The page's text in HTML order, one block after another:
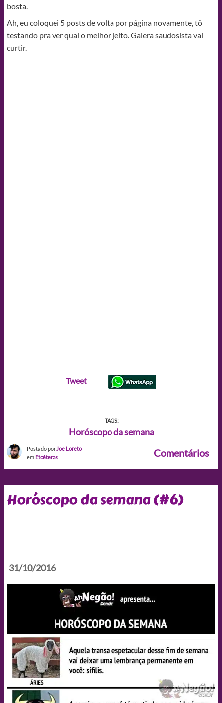
bosta.
Ah, eu coloquei 5 posts de volta por página novamente, tô
testando pra ver qual o melhor jeito. Galera saudosista vai
curtir.
Tweet
TAGS:
Horóscopo da semana
Postado por Joe Loreto
em Etcéteras Comentários
Horóscopo da semana (#6)
31/10/2016